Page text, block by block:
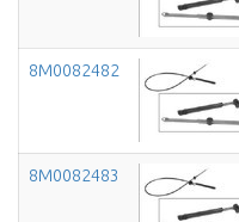
8M0082482
8M0082483